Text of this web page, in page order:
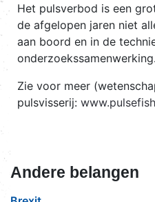
Het pulsverbod is een
de afgelopen jaren niet
aan boord en in de
onderzoekssamenwerking.
Zie voor meer
pulsvisserij:
Andere belangen